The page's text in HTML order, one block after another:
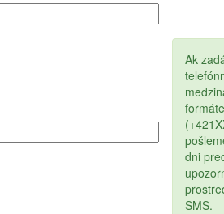
Ak
formáte
dni
SMS.